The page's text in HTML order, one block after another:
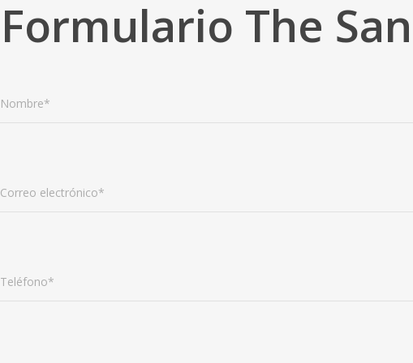
Formulario The
Nombre*
Correo electrónico*
Teléfono*